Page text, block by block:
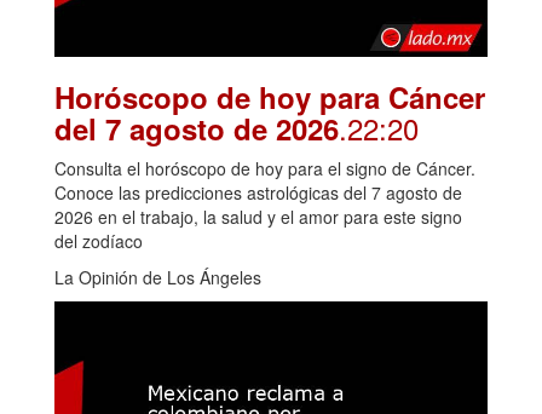
Horóscopo de hoy para Cáncer
del 7 agosto de 2026.22:20
Consulta el horóscopo de hoy para el signo de Cáncer.
Conoce las predicciones astrológicas del 7 agosto de
2026 en el trabajo, la salud y el amor para este signo
del zodíaco
La Opinión de Los Ángeles